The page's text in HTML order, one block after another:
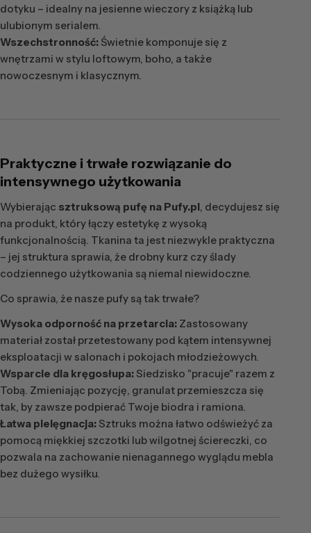
dotyku – idealny na jesienne wieczory z książką lub
ulubionym serialem.
Wszechstronność: Świetnie komponuje się z
wnętrzami w stylu loftowym, boho, a także
nowoczesnym i klasycznym.
Praktyczne i trwałe rozwiązanie do
intensywnego użytkowania
Wybierając sztruksową pufę na Pufy.pl, decydujesz się
na produkt, który łączy estetykę z wysoką
funkcjonalnością. Tkanina ta jest niezwykle praktyczna
– jej struktura sprawia, że drobny kurz czy ślady
codziennego użytkowania są niemal niewidoczne.
Co sprawia, że nasze pufy są tak trwałe?
Wysoka odporność na przetarcia: Zastosowany
materiał został przetestowany pod kątem intensywnej
eksploatacji w salonach i pokojach młodzieżowych.
Wsparcie dla kręgosłupa: Siedzisko "pracuje" razem z
Tobą. Zmieniając pozycję, granulat przemieszcza się
tak, by zawsze podpierać Twoje biodra i ramiona.
Łatwa pielęgnacja: Sztruks można łatwo odświeżyć za
pomocą miękkiej szczotki lub wilgotnej ściereczki, co
pozwala na zachowanie nienagannego wyglądu mebla
bez dużego wysiłku.